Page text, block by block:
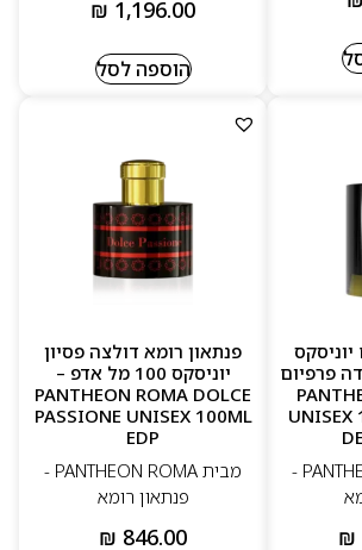
₪ 1,196.00
הוספה לסל
פרפיום
–
UNISEX
מבית PANTHEON ROMA -
₪
פנתאון רומא דולצה פסיון
יוניסקס 100 מל אדפ –
PANTHEON ROMA DOLCE
PASSIONE UNISEX 100ML
EDP
מבית PANTHEON ROMA -
פנתאון רומא
₪ 846.00